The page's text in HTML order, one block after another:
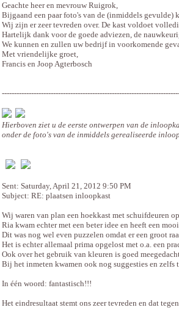
Geachte heer en mevrouw Ruigrok,
Bijgaand een paar foto's van de (inmiddels gevulde)
Wij zijn er zeer tevreden over. De kast voldoet
Hartelijk dank voor de goede adviezen, de
We kunnen en zullen uw bedrijf in voorkomende
Met vriendelijke groet,
Francis en Joop Agterbosch
Hierboven ziet u de eerste ontwerpen van de
onder de foto's van de inmiddels gerealiseerde
Sent: Saturday, April 21, 2012 9:50 PM
Subject: RE: plaatsen inloopkast
Wij waren van plan een hoekkast met schuifdeuren
Ria kwam echter met een beter idee en heeft een
Dit was nog wel even puzzelen omdat er een groot
Het is echter allemaal prima opgelost met o.a. een
Ook over het gebruik van kleuren is goed
Bij het inmeten kwamen ook nog suggesties en zelfs
In één woord: fantastisch!!!
Het eindresultaat stemt ons zeer tevreden en dat